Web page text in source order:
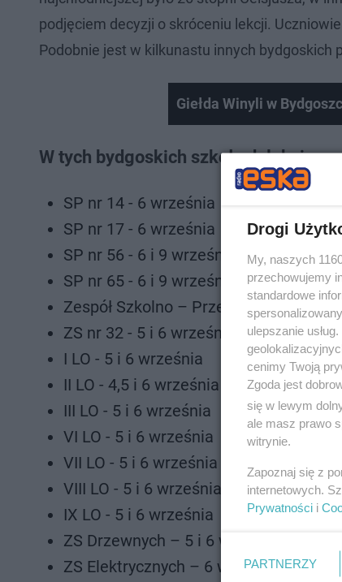
podjęciem decyzji o skróceniu lekcji.
Podobnie jest w kilkunastu innych bydgoskich
Giełda Winyli w
W tych bydgoskich szkołach lekcje
SP nr 14 - 6 września
SP nr 17 - 6 września
SP nr 56 - 6 i 9 września
SP nr 65 - 6 i 9 września
Zespół Szkolno – Przedszkolny nr 1 -
ZS nr 32 - 5 i 6 września
I LO - 5 i 6 września
II LO - 4,5 i 6 września
III LO - 5 i 6 września
VI LO - 5 i 6 września
VII LO - 5 i 6 września
VIII LO - 5 i 6 września
IX LO - 5 i 6 września
ZS Drzewnych – 5 i 6 września
ZS Elektrycznych – 6 września
Drogi
My, naszych
przechowujemy
standardowe
ulepszanie
cenimy Twoją
Zgoda jest
się w lewym
ale masz prawo
witrynie.
Zapoznaj się z
internetowych.
Prywatności i
PARTNERZY